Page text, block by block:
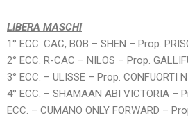
LIBERA MASCHI
1° ECC. CAC, BOB – SHEN – Prop.
2° ECC. R-CAC – NILOS – Prop.
3° ECC. – ULISSE – Prop. CONFUORTI
4° ECC. – SHAMAAN ABI VICTORIA –
ECC. – CUMANO ONLY FORWARD –